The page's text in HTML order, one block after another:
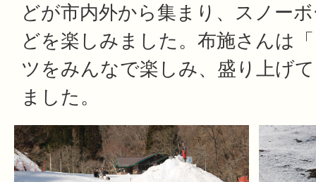
どが市内外から集まり、スノー
どを楽しみました。布施さんは
ツをみんなで楽しみ、盛り上げ
ました。